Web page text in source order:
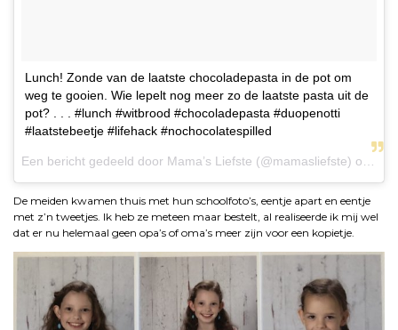
Lunch! Zonde van de laatste chocoladepasta in de pot om
weg te gooien. Wie lepelt nog meer zo de laatste pasta uit de
pot? . . . #lunch #witbrood #chocoladepasta #duopenotti
#laatstebeetje #lifehack #nochocolatespilled
Een bericht gedeeld door Mama’s Liefste (@mamasliefste) op
De meiden kwamen thuis met hun schoolfoto’s, eentje apart en eentje
met z’n tweetjes. Ik heb ze meteen maar bestelt, al realiseerde ik mij wel
dat er nu helemaal geen opa’s of oma’s meer zijn voor een kopietje.